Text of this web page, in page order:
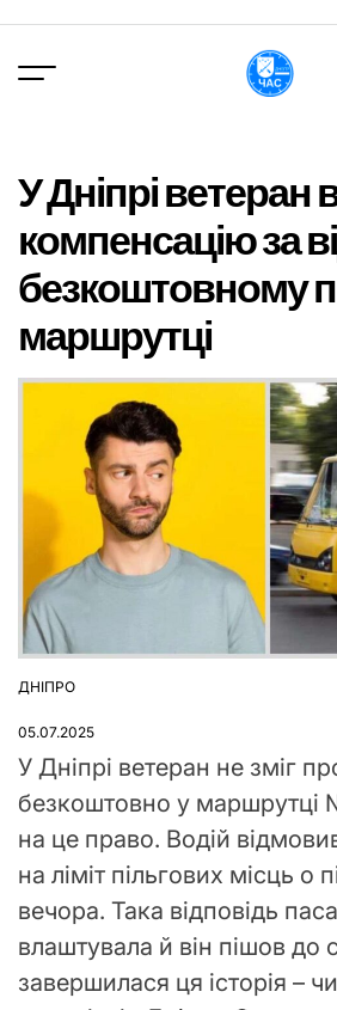
вмісту
У Дніпрі ветеран
компенсацію за
безкоштовному
маршрутці
ОПУБЛІКУВАТИ
ДНІПРО
05.07.2025
У Дніпрі ветеран не зміг
безкоштовно у маршрутці
на це право. Водій
на ліміт пільгових місць о
вечора. Така відповідь
влаштувала й він пішов до
завершилася ця історія –